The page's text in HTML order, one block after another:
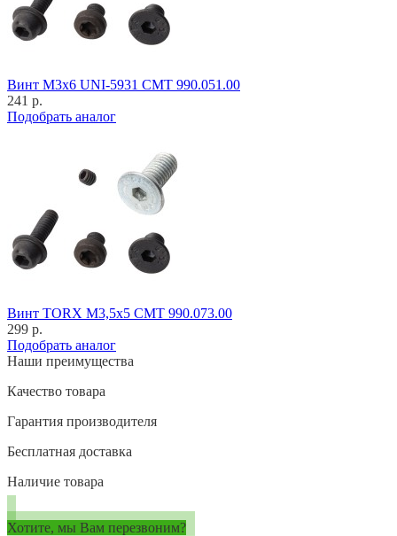
Винт M3x6 UNI-5931 CMT 990.051.00
241 р.
Подобрать аналог
Винт TORX M3,5x5 CMT 990.073.00
299 р.
Подобрать аналог
Наши преимущества
Качество товара
Гарантия производителя
Бесплатная доставка
Наличие товара
Хотите, мы Вам перезвоним?